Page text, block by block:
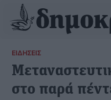
ΕΙΔΉΣΕΙΣ
στο παρά